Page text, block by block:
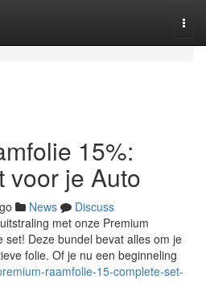
15%:
voor je Auto
News
Discuss
met onze Premium
set! Deze bundel bevat alles om je
folie. Of je nu een beginneling
raamfolie-15-complete-set-